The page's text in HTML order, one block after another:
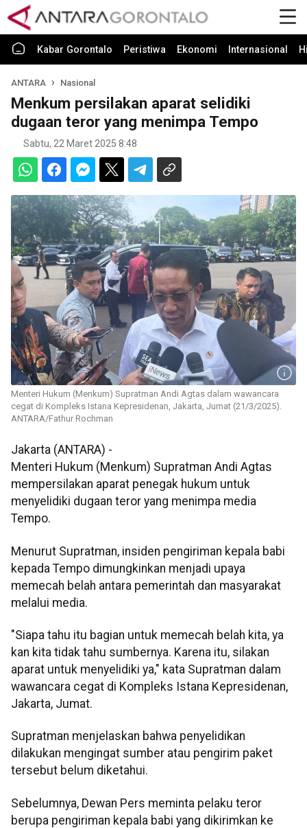
Kabar Gorontalo Peristiwa Ekonomi Internasional
ANTARA Nasional
Menkum persilakan aparat selidiki
dugaan teror yang menimpa Tempo
Sabtu, 22 Maret 2025 8:48
Menteri Hukum (Menkum) Supratman Andi Agtas dalam wawancara
cegat di Kompleks Istana Kepresidenan, Jakarta, Jumat (21/3/2025).
ANTARA/Fathur Rochman
Jakarta (ANTARA) -
Menteri Hukum (Menkum) Supratman Andi Agtas
mempersilakan aparat penegak hukum untuk
menyelidiki dugaan teror yang menimpa media
Tempo.
Menurut Supratman, insiden pengiriman kepala babi
kepada Tempo dimungkinkan menjadi upaya
memecah belah antara pemerintah dan masyarakat
melalui media.
"Siapa tahu itu bagian untuk memecah belah kita, ya
kan kita tidak tahu sumbernya. Karena itu, silakan
aparat untuk menyelidiki ya," kata Supratman dalam
wawancara cegat di Kompleks Istana Kepresidenan,
Jakarta, Jumat.
Supratman menjelaskan bahwa penyelidikan
dilakukan mengingat sumber atau pengirim paket
tersebut belum diketahui.
Sebelumnya, Dewan Pers meminta pelaku teror
berupa pengiriman kepala babi yang dikirimkan ke